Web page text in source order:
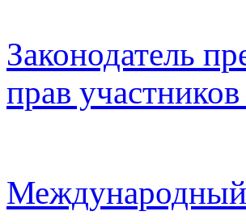
Законодатель
прав
Международный